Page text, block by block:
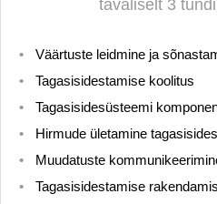
tavaliselt 3
Väärtuste leidmine ja
Tagasisidestamise koolitus
Tagasisidesüsteemi
Hirmude ületamine
Muudatuste
Tagasisidestamise